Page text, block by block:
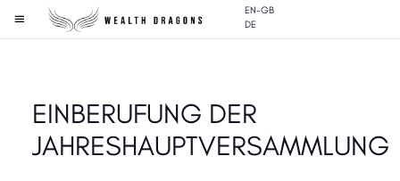
EN-GB
DE
EINBERUFUNG DER
JAHRESHAUPTVERSAMMLUNG